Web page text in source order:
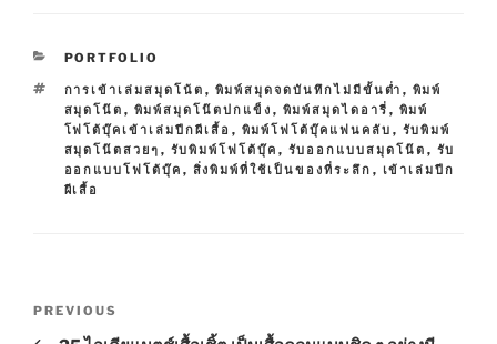
C
T
E
G
O
R
I
PORTFOLIO
T
A
G
S
การเข้าเล่มสมุดโน้ต , พิมพ์สมุดจดบันทึกไม่มีขั้นต่ำ , พิมพ์
สมุดโน๊ต , พิมพ์สมุดโน๊ตปกแข็ง , พิมพ์สมุดไดอารี่ , พิมพ์
โฟโต้บุ๊คเข้าเล่มปีกผีเสื้อ , พิมพ์โฟโต้บุ๊คแฟนคลับ , รับพิมพ์
สมุดโน๊ตสวยๆ , รับพิมพ์โฟโต้บุ๊ค , รับออกแบบสมุดโน๊ต , รับ
ออกแบบโฟโต้บุ๊ค , สิ่งพิมพ์ที่ใช้เป็นของที่ระลึก , เข้าเล่มปีก
ผีเสื้อ
P
r
PREVIOUS